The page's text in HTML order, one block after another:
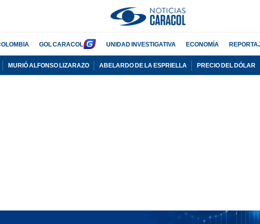
GOL CARACOL UNIDAD INVESTIGATIVA ECONOMÍA
MURIÓ ALFONSO LIZARAZO ABELARDO DE LA ESPRIELLA PRECIO DEL DÓLAR